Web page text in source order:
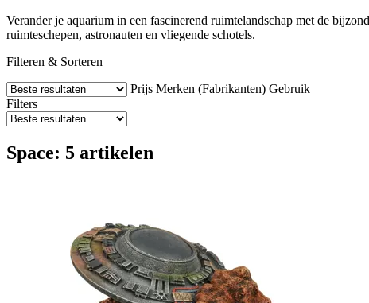
Verander je aquarium in een fascinerend ruimtelandschap met de
ruimteschepen, astronauten en vliegende schotels.
Filteren & Sorteren
Prijs Merken (Fabrikanten) Gebruik
Filters
Space: 5 artikelen